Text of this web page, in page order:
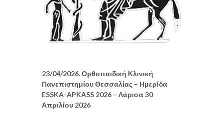
23/04/2026. Ορθοπαιδική Κλινική
Πανεπιστημίου Θεσσαλίας – Ημερίδα
ESSKA-APKASS 2026 – Λάρισα 30
Απριλίου 2026